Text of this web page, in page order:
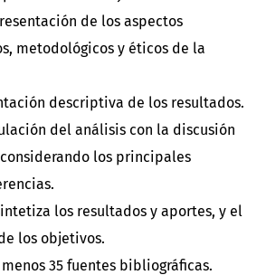
de los aspectos
metodológicos y éticos de la
descriptiva de los resultados.
del análisis con la discusión
los principales
los resultados y aportes, y el
los objetivos.
35 fuentes bibliográficas.